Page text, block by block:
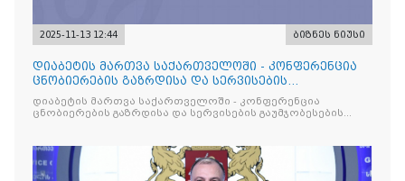
2025-11-13 12:44 ბიზნეს ნიუსი
დიაბეტის მართვა საქართველოში - კონფერენცია
ცნობიერების გაზრდისა და სერვისების
გაუმჯობესების მიზნით
დიაბეტის მართვა საქართველოში - კონფერენცია
ცნობიერების გაზრდისა და სერვისების გაუმჯობესების